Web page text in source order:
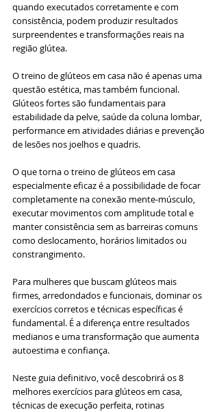
quando executados corretamente e com
consistência, podem produzir resultados
surpreendentes e transformações reais na
região glútea.
O treino de glúteos em casa não é apenas uma
questão estética, mas também funcional.
Glúteos fortes são fundamentais para
estabilidade da pelve, saúde da coluna lombar,
performance em atividades diárias e prevenção
de lesões nos joelhos e quadris.
O que torna o treino de glúteos em casa
especialmente eficaz é a possibilidade de focar
completamente na conexão mente-músculo,
executar movimentos com amplitude total e
manter consistência sem as barreiras comuns
como deslocamento, horários limitados ou
constrangimento.
Para mulheres que buscam glúteos mais
firmes, arredondados e funcionais, dominar os
exercícios corretos e técnicas específicas é
fundamental. É a diferença entre resultados
medianos e uma transformação que aumenta
autoestima e confiança.
Neste guia definitivo, você descobrirá os 8
melhores exercícios para glúteos em casa,
técnicas de execução perfeita, rotinas